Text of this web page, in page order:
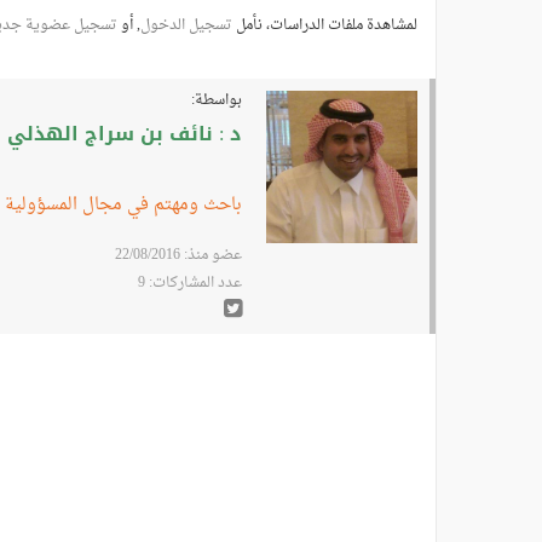
لمشاهدة ملفات الدراسات، نأمل تسجيل الدخول, أوتسجيل عضوية
بواسطة:
د : نائف بن سراج الهذلي
باحث ومهتم في مجال المسؤولية
عضو منذ: 22/08/2016
عدد المشاركات: 9